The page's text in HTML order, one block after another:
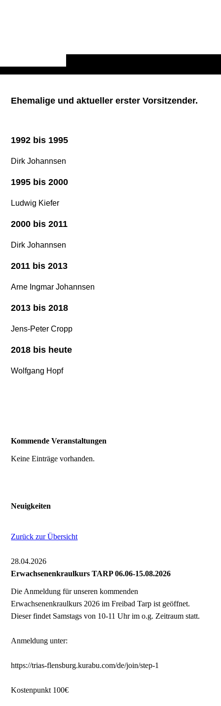
Ehemalige und aktueller erster Vorsitzender.
1992 bis 1995
Dirk Johannsen
1995 bis 2000
Ludwig Kiefer
2000 bis 2011
Dirk Johannsen
2011 bis 2013
Arne Ingmar Johannsen
2013 bis 2018
Jens-Peter Cropp
2018 bis heute
Wolfgang Hopf
Kommende Veranstaltungen
Keine Einträge vorhanden.
Neuigkeiten
Zurück zur Übersicht
28.04.2026
Erwachsenenkraulkurs TARP 06.06-15.08.2026
Die Anmeldung für unseren kommenden
Erwachsenenkraulkurs 2026 im Freibad Tarp ist geöffnet.
Dieser findet Samstags von 10-11 Uhr im o.g. Zeitraum statt.
Anmeldung unter:
https://trias-flensburg.kurabu.com/de/join/step-1
Kostenpunkt 100€